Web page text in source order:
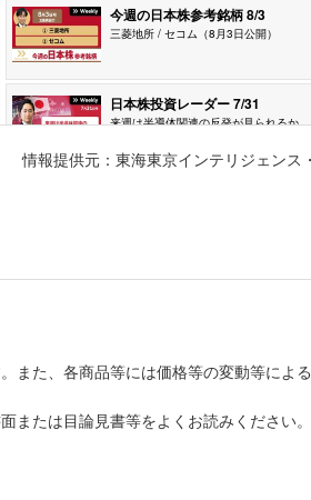
情報提供元：東海東京インテリジェンス
また、各商品等には価格等の変動等による
または目論見書等をよくお読みください。